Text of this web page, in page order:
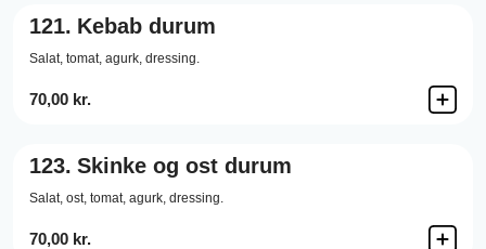
121. Kebab durum
Salat, tomat, agurk, dressing.
70,00 kr.
123. Skinke og ost durum
Salat, ost, tomat, agurk, dressing.
70,00 kr.